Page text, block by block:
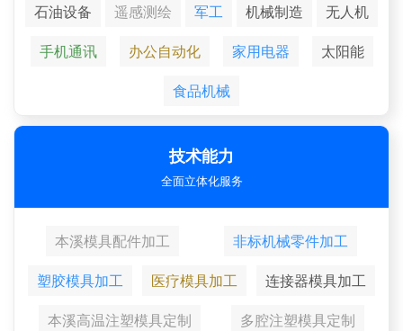
石油设备
遥感测绘 军工 机械制造
无人机
手机通讯
办公自动化 家用电器
太阳能
食品机械
技术能力
全面立体化服务
本溪模具配件加工
非标机械零件加工
塑胶模具加工
医疗模具加工
连接器模具加工
本溪高温注塑模具定制
多腔注塑模具定制